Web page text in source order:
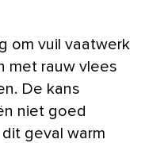
om vuil vaatwerk
met rauw vlees
De kans
niet goed
geval warm